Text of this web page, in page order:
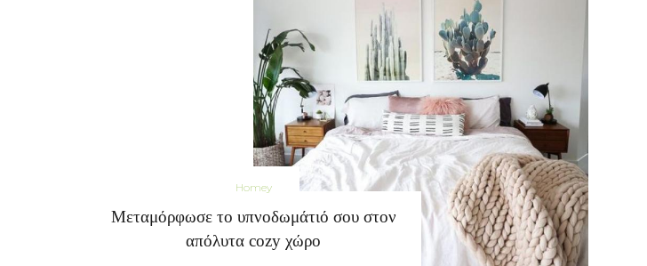
Homey
Μεταμόρφωσε το υπνοδωμάτιό σου στον
απόλυτα cozy χώρο